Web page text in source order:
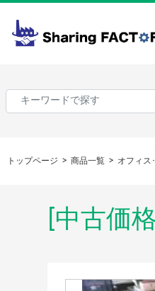
トップページ 商品一覧 オフィス
[中古価